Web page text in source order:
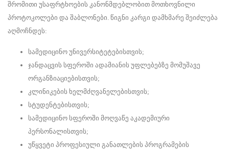
შრომითი უსაფრტხოების კანონმდებლობით მოთხოვნილი
პროტოკოლები და შაბლონები. წიგნი კარგი დამხმარე შეიძლება
აღმოჩნდეს:
სამედიცინო უნივერსიტეტებისთვის;
ჯანდაცვის სფეროში ადამიანის უფლებებზე მომუშავე
ორგანზიაციებისთვის;
კლინიკების ხელმძღვანელებისთვის;
სტუდენტებისთვის;
სამედიცინო სფეროში მოღვაწე აკადემიური
პერსონალისთვის;
უწყვეტი პროფესიული განათლების პროგრამების